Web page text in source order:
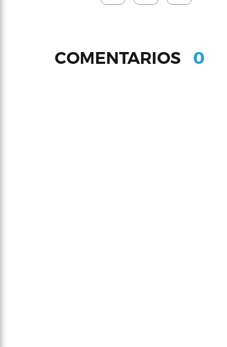
COMENTARIOS 0